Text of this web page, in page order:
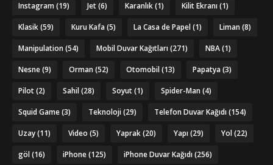
Instagram(19) Jet(6) Karanlık(1) Kilit Ekranı(1)
Klasik(59) Kuru Kafa(5) La Casa de Papel(1) Liman(8)
Manipulation(54) Mobil Duvar Kağıtları(271) NBA(1)
Nesne(9) Orman(52) Otomobil(13) Papatya(3)
Pilot(2) Sahil(28) Soyut(1) Spider-Man(4)
Squid Game(3) Teknoloji(29) Telefon Duvar Kağıdı(154)
Uzay(11) Video (5) Yaprak(20) Yapı(29) Yol(22)
göl(16) iPhone(125) iPhone Duvar Kağıdı(256)